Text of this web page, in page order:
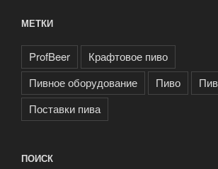
МЕТКИ
ProfBeer
Крафтовое пиво
Пивное оборудование
Пиво
Поставки пива
ПОИСК